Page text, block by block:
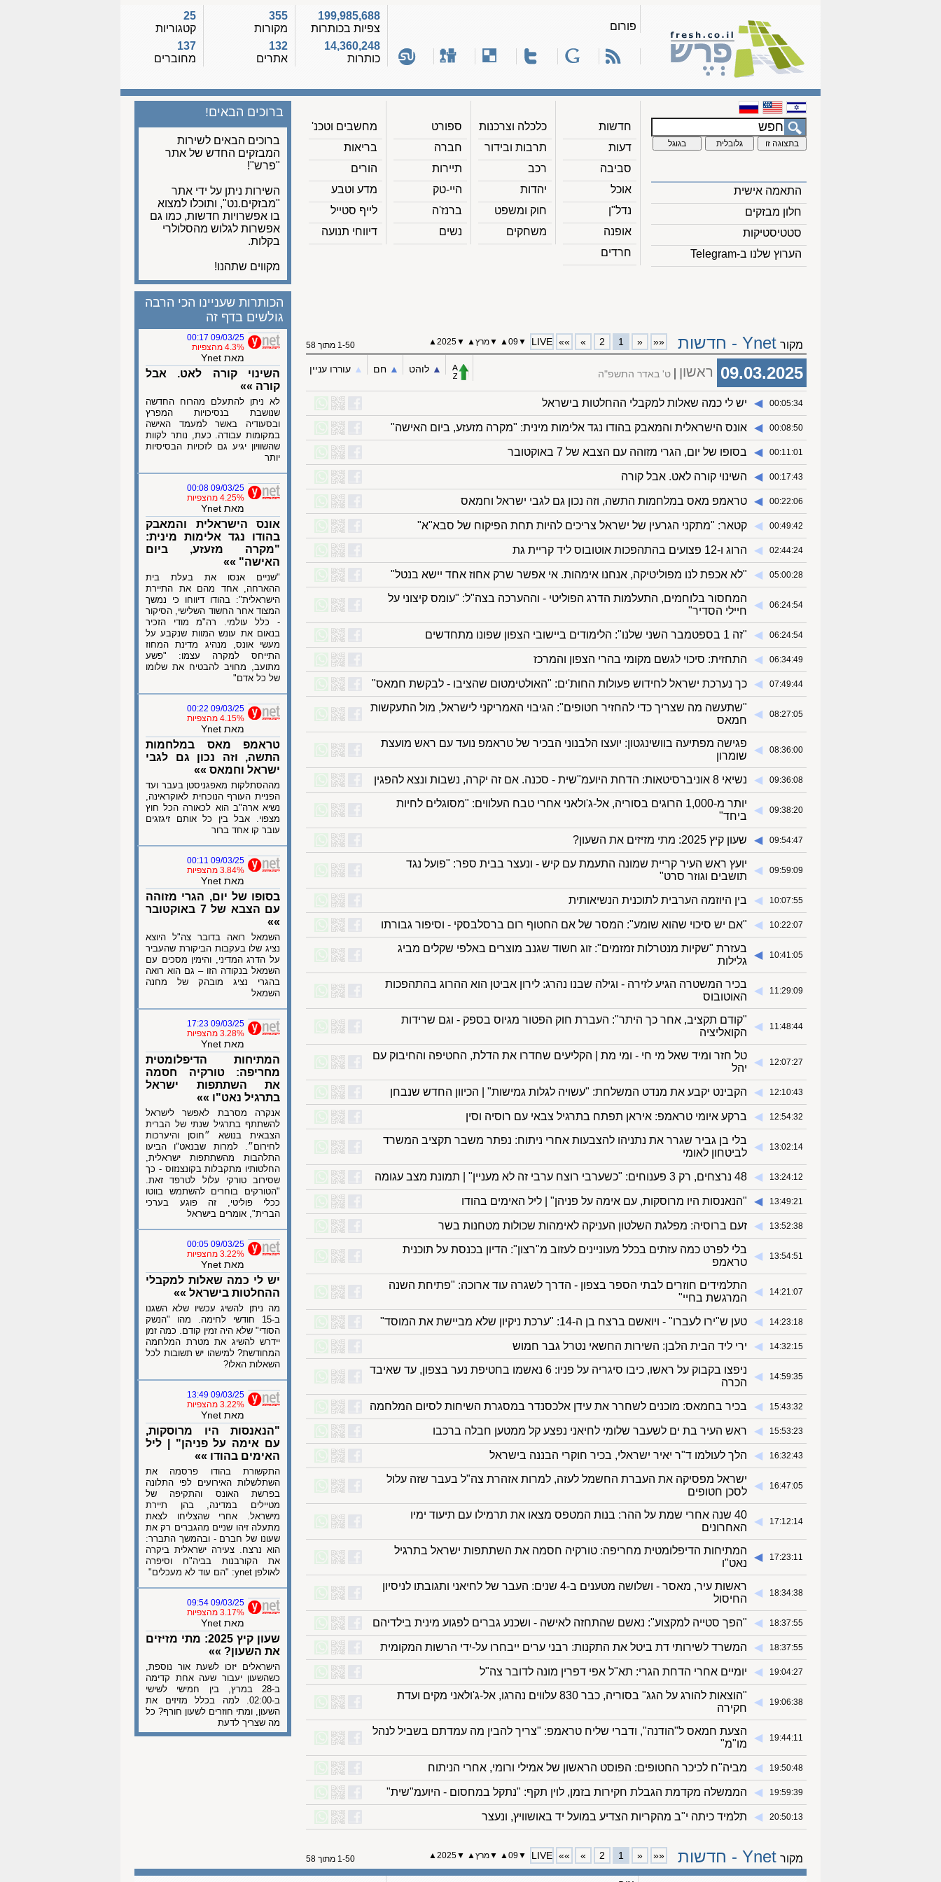
פורום
199,985,688
צפיות בכותרות
14,360,248
כותרות
355
מקורות
132
אתרים
25
קטגוריות
137
מחוברים
התאמה אישית
חלון מבזקים
סטטיסטיקות
הערוץ שלנו ב-Telegram
חדשות
דעות
סביבה
אוכל
נדל"ן
אופנה
חרדים
כלכלה וצרכנות
תרבות ובידור
רכב
יהדות
חוק ומשפט
משחקים
ספורט
חברה
תיירות
היי-טק
ברנז'ה
נשים
מחשבים וטכנ'
בריאות
הורים
מדע וטבע
לייף סטייל
דיווחי תנועה
ברוכים הבאים!
ברוכים הבאים לשירות
המבזקים החדש של אתר
"פרש"!
השירות ניתן על ידי אתר
"מבזקים.נט", ותוכלו למצוא
בו אפשרויות חדשות, כמו גם
אפשרות לגלוש מהסלולרי
בקלות.
מקווים שתהנו!
מקור Ynet - חדשות ««
«
1
2
»
»»
LIVE
▼
09
▲
▼מרץ▲
▼
2025
▲ 1-50 מתוך 58
09.03.2025 ראשון ט' באדר התשפ"ה ▲︎ לוהט ▲︎ חם ▲︎ עוררו עניין
00:05:34
◀︎ יש לי כמה שאלות למקבלי ההחלטות בישראל
00:08:50
◀︎ אונס הישראלית והמאבק בהודו נגד אלימות מינית: "מקרה מזעזע, ביום האישה"
00:11:01
◀︎ בסופו של יום, הגרי מזוהה עם הצבא של 7 באוקטובר
00:17:43
◀︎ השינוי קורה לאט. אבל קורה
00:22:06
◀︎ טראמפ מאס במלחמות התשה, וזה נכון גם לגבי ישראל וחמאס
00:49:42
◀︎ ‏קטאר: "מתקני הגרעין של ישראל צריכים להיות תחת הפיקוח של סבא"א"
02:44:24
◀︎ הרוג ו-12 פצועים בהתהפכות אוטובוס ליד קריית גת
05:00:28
◀︎ "לא אכפת לנו מפוליטיקה, אנחנו אימהות. אי אפשר שרק אחוז אחד יישא בנטל"
06:24:54
◀︎
המחסור בלוחמים, התעלמות הדרג הפוליטי - וההערכה בצה"ל: "עומס קיצוני על
חיילי הסדיר"
06:24:54
◀︎ "זה 1 בספטמבר השני שלנו": הלימודים ביישובי הצפון שפונו מתחדשים
06:34:49
◀︎ התחזית: סיכוי לגשם מקומי בהרי הצפון והמרכז
07:49:44
◀︎ כך נערכת ישראל לחידוש פעולות החות'ים: "האולטימטום שהציבו - לבקשת חמאס"
08:27:05
◀︎
"שתעשה מה שצריך כדי להחזיר חטופים": הגיבוי האמריקני לישראל, מול התעקשות
חמאס
08:36:00
◀︎
פגישה מפתיעה בוושינגטון: יועצו הלבנוני הבכיר של טראמפ נועד עם ראש מועצת
שומרון
09:36:08
◀︎ נשיאי 8 אוניברסיטאות: הדחת היועמ"שית - סכנה. אם זה יקרה, נשבות ונצא להפגין
09:38:20
◀︎
יותר מ-1,000 הרוגים בסוריה, אל-ג'ולאני אחרי טבח העלווים: "מסוגלים לחיות
ביחד"
09:54:47
◀︎ שעון קיץ 2025: מתי מזיזים את השעון?
09:59:09
◀︎
יועץ ראש העיר קריית שמונה התעמת עם קיש - ונעצר בבית ספר: "פועל נגד
תושבים וגוזר סרט"
10:07:55
◀︎ בין היוזמה הערבית לתוכנית הנשיאותית
10:22:07
◀︎ "אם יש סיכוי שהוא שומע": המסר של אם החטוף רום ברסלבסקי - וסיפור גבורתו
10:41:05
◀︎
בעזרת "שקיות מנטרלות זמזמים": זוג חשוד שגנב מוצרים באלפי שקלים מביג
גלילות
11:29:09
◀︎
בכיר המשטרה הגיע לזירה - וגילה שבנו נהרג: לירון אביטן הוא ההרוג בהתהפכות
האוטובוס
11:48:44
◀︎
"קודם תקציב, אחר כך היתר": העברת חוק הפטור מגיוס בספק - וגם שרידות
הקואליציה
12:07:27
◀︎
טל חזר ומיד שאל מי חי - ומי מת | הקליעים שחדרו את הדלת, החטיפה והחיבוק עם
יהל
12:10:43
◀︎ הקבינט יקבע את מנדט המשלחת: "עשויה לגלות גמישות" | הכיוון החדש שנבחן
12:54:32
◀︎ ברקע איומי טראמפ: איראן תפתח בתרגיל צבאי עם רוסיה וסין
13:02:14
◀︎
בלי בן גביר שגרר את נתניהו להצבעות אחרי ניתוח: נפתר משבר תקציב המשרד
לביטחון לאומי
13:24:12
◀︎ 48 נרצחים, רק 3 פענוחים: "כשערבי רוצח ערבי זה לא מעניין" | תמונת מצב עגומה
13:49:21
◀︎ "הנאנסות היו מרוסקות, עם אימה על פניהן" | ליל האימים בהודו
13:52:38
◀︎ זעם ברוסיה: מפלגת השלטון העניקה לאימהות שכולות מטחנות בשר
13:54:51
◀︎
בלי לפרט כמה עזתים בכלל מעוניינים לעזוב מ"רצון": הדיון בכנסת על תוכנית
טראמפ
14:21:07
◀︎
התלמידים חוזרים לבתי הספר בצפון - הדרך לשגרה עוד ארוכה: "פתיחת השנה
המרגשת בחיי"
14:23:18
◀︎ טען ש"ירו לעברו" - ויואשם ברצח בן ה-14: "ערכת ניקיון שלא מביישת את המוסד"
14:32:15
◀︎ ירי ליד הבית הלבן: השירות החשאי נטרל גבר חמוש
14:59:35
◀︎
ניפצו בקבוק על ראשו, כיבו סיגריה על פניו: 6 נאשמו בחטיפת נער בצפון, עד שאיבד
הכרה
15:43:32
◀︎ בכיר בחמאס: מוכנים לשחרר את עידן אלכסנדר במסגרת השיחות לסיום המלחמה
15:53:23
◀︎ ראש העיר בת ים לשעבר שלומי לחיאני נפצע קל ממטען חבלה ברכבו
16:32:43
◀︎ הלך לעולמו ד"ר יאיר ישראלי, בכיר חוקרי הבננה בישראל
16:47:05
◀︎
ישראל מפסיקה את העברת החשמל לעזה, למרות אזהרת צה"ל בעבר שזה עלול
לסכן חטופים
17:12:14
◀︎
40 שנה אחרי שמת על ההר: בנות המטפס מצאו את תרמילו עם תיעוד ימיו
האחרונים
17:23:11
◀︎
המתיחות הדיפלומטית מחריפה: טורקיה חסמה את השתתפות ישראל בתרגיל
נאט"ו
18:34:38
◀︎
ראשות עיר, מאסר - ושלושה מטענים ב-4 שנים: העבר של לחיאני ותגובתו לניסיון
החיסול
18:37:55
◀︎ "הפך סטייה למקצוע": נאשם שהתחזה לאישה - ושכנע גברים לפגוע מינית בילדיהם
18:37:55
◀︎ המשרד לשירותי דת ביטל את התקנות: רבני ערים ייבחרו על-ידי הרשות המקומית
19:04:27
◀︎ יומיים אחרי הדחת הגרי: תא"ל אפי דפרין מונה לדובר צה"ל
19:06:38
◀︎
"הוצאות להורג על הגג" בסוריה, כבר 830 עלווים נהרגו, אל-ג'ולאני מקים ועדת
חקירה
19:44:11
◀︎
הצעת חמאס ל"הודנה", ודברי שליח טראמפ: "צריך להבין מה עמדתם בשביל לנהל
מו"מ"
19:50:48
◀︎ מביה"ח לכיכר החטופים: הפוסט הראשון של אמילי ורומי, אחרי הניתוח
19:59:39
◀︎ הממשלה מקדמת הגבלת חקירות בזמן, לוין תקף: "נתקל במחסום - היועמ"שית"
20:50:13
◀︎ תלמיד כיתה י"ב מהקריות הצדיע במועל יד באושוויץ, ונעצר
מקור Ynet - חדשות ««
«
1
2
»
»»
LIVE
▼
09
▲
▼מרץ▲
▼
2025
▲ 1-50 מתוך 58
הכותרות שעניינו הכי הרבה
גולשים בדף זה
09/03/25 00:17
4.3% מהצפיות
מאת Ynet
השינוי קורה לאט. אבל
קורה »»
לא ניתן להתעלם מהרוח החדשה
שנושבת בנסיכויות המפרץ
ובסעודיה באשר למעמד האישה
במקומות עבודה. כעת, נותר לקוות
שהשוויון יגיע גם לזכויות הבסיסיות
יותר
09/03/25 00:08
4.25% מהצפיות
מאת Ynet
אונס הישראלית והמאבק
בהודו נגד אלימות מינית:
"מקרה מזעזע, ביום
האישה" »»
"שניים אנסו את בעלת בית
ההארחה, אחד מהם את התיירת
הישראלית": בהודו דיווחו כי נמשך
המצוד אחר החשוד השלישי, הסיקור
- כלל עולמי. רה"מ מודי הזכיר
בנאום את עונש המוות שנקבע על
מעשי אונס, מנהיג מדינת המחוז
התייחס למקרה עצמו: "פשע
מתועב, מחויב להבטיח את שלומו
של כל אדם"
09/03/25 00:22
4.15% מהצפיות
מאת Ynet
טראמפ מאס במלחמות
התשה, וזה נכון גם לגבי
ישראל וחמאס »»
מההסתלקות מאפגניסטן בעבר ועד
הפניית העורף הנוכחית לאוקראינה,
נשיא ארה"ב הוא לכאורה הכל חוץ
מצפוי. אבל בין כל אותם זיגזגים
עובר קו אחד ברור
09/03/25 00:11
3.84% מהצפיות
מאת Ynet
בסופו של יום, הגרי מזוהה
עם הצבא של 7 באוקטובר
»»
השמאל רואה בדובר צה"ל היוצא
נציג שלו בעקבות הביקורת שהעביר
על הדרג המדיני, והימין מסכים עם
השמאל בנקודה הזו – גם הוא רואה
בהגרי נציג מובהק של מחנה
השמאל
09/03/25 17:23
3.28% מהצפיות
מאת Ynet
המתיחות הדיפלומטית
מחריפה: טורקיה חסמה
את השתתפות ישראל
בתרגיל נאט"ו »»
אנקרה מסרבת לאפשר לישראל
להשתתף בתרגיל שנתי של הברית
הצבאית בנושא ״חוסן והיערכות
לחירום״. למרות שבנאט"ו הביעו
התלהבות מהשתתפות ישראלית,
החלטותיו מתקבלות בקונצנזוס - כך
שסירוב טורקי עלול לטרפד זאת.
"הטורקים בוחרים להשתמש בווטו
ככלי פוליטי, זה פוגע בערכי
הברית", אומרים בישראל
09/03/25 00:05
3.22% מהצפיות
מאת Ynet
יש לי כמה שאלות למקבלי
ההחלטות בישראל »»
מה ניתן להשיג עכשיו שלא השגנו
ב-15 חודשי לחימה. מהו "הנשק
הסודי" שלא היה זמין קודם. כמה זמן
יידרש להשיג את מטרת המלחמה
המחודשת? למישהו יש תשובות לכל
השאלות האלו?
09/03/25 13:49
3.22% מהצפיות
מאת Ynet
"הנאנסות היו מרוסקות,
עם אימה על פניהן" | ליל
האימים בהודו »»
התקשורת בהודו פרסמה את
השתלשלות האירועים לפי התלונה
בפרשת האונס והתקיפה של
מטיילים במדינה, בהן תיירת
מישראל. אחרי שהצליחו לצאת
מתעלה זיהו שניים מהגברים רק את
שעונו של חברם - ובהמשך התברר:
הוא נרצח. צעירה ישראלית ביקרה
את הקורבנות בביה"ח וסיפרה
לאולפן ynet: "הם עוד לא מעכלים"
09/03/25 09:54
3.17% מהצפיות
מאת Ynet
שעון קיץ 2025: מתי מזיזים
את השעון? »»
הישראלים יזכו לשעת אור נוספת,
כשהשעון יעבור שעה אחת קדימה
ב-28 במרץ, בין חמישי לשישי
ב-02:00. למה בכלל מזיזים את
השעון, ומתי חוזרים לשעון חורף? כל
מה שצריך לדעת